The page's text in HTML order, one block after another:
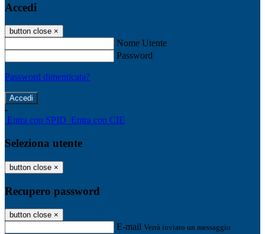
Accedi
button close ×
Nome Utente
Password
Password dimenticata?
-
Entra con SPID Entra con CIE
Seleziona utente
button close ×
Recupero password
button close ×
E-mail Verrà inviato un messaggio